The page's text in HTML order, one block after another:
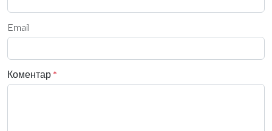
Email
Коментар *